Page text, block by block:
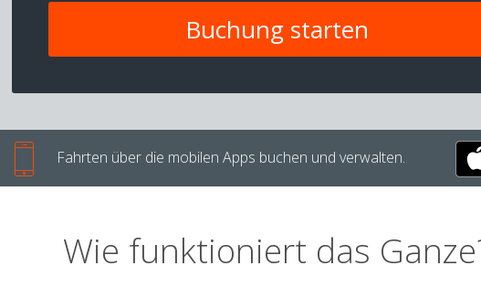
Fahrten über die mobilen Apps buchen und verwalten.
Wie funktioniert das